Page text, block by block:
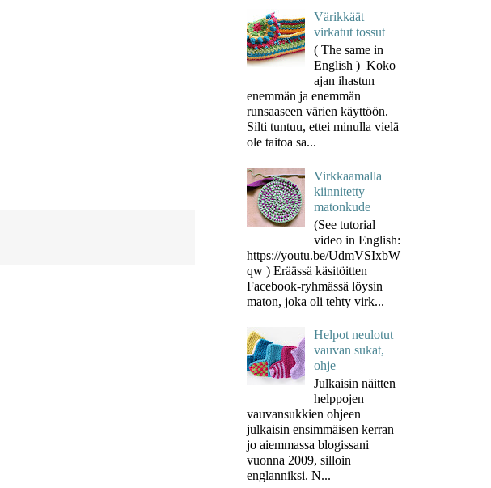
Värikkäät
virkatut tossut
( The same in
English ) Koko
ajan ihastun
enemmän ja enemmän
runsaaseen värien käyttöön.
Silti tuntuu, ettei minulla vielä
ole taitoa sa...
Virkkaamalla
kiinnitetty
matonkude
(See tutorial
video in English:
https://youtu.be/UdmVSIxbW
qw ) Eräässä käsitöitten
Facebook-ryhmässä löysin
maton, joka oli tehty virk...
Helpot neulotut
vauvan sukat,
ohje
Julkaisin näitten
helppojen
vauvansukkien ohjeen
julkaisin ensimmäisen kerran
jo aiemmassa blogissani
vuonna 2009, silloin
englanniksi. N...